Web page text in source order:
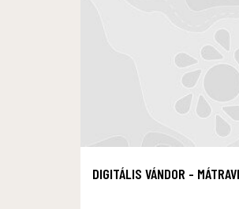
DIGITÁLIS VÁNDOR -